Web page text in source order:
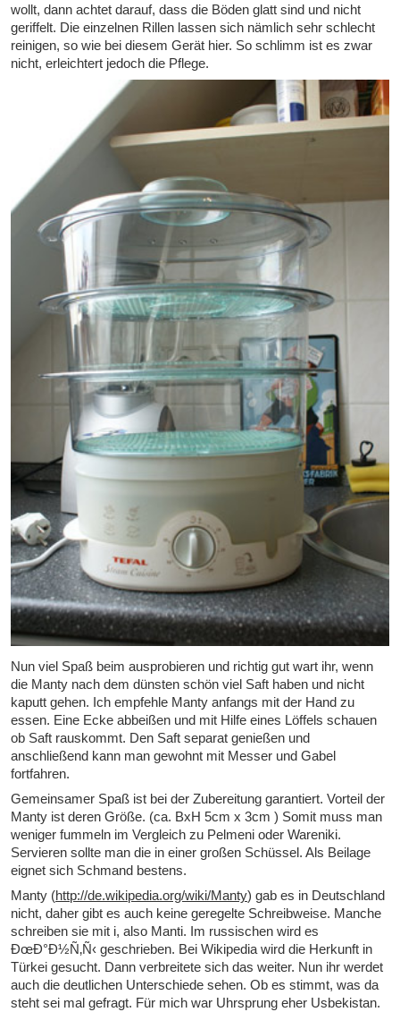
wollt, dann achtet darauf, dass die Böden glatt sind und nicht
geriffelt. Die einzelnen Rillen lassen sich nämlich sehr schlecht
reinigen, so wie bei diesem Gerät hier. So schlimm ist es zwar
nicht, erleichtert jedoch die Pflege.
Nun viel Spaß beim ausprobieren und richtig gut wart ihr, wenn
die Manty nach dem dünsten schön viel Saft haben und nicht
kaputt gehen. Ich empfehle Manty anfangs mit der Hand zu
essen. Eine Ecke abbeißen und mit Hilfe eines Löffels schauen
ob Saft rauskommt. Den Saft separat genießen und
anschließend kann man gewohnt mit Messer und Gabel
fortfahren.
Gemeinsamer Spaß ist bei der Zubereitung garantiert. Vorteil der
Manty ist deren Größe. (ca. BxH 5cm x 3cm ) Somit muss man
weniger fummeln im Vergleich zu Pelmeni oder Wareniki.
Servieren sollte man die in einer großen Schüssel. Als Beilage
eignet sich Schmand bestens.
Manty (http://de.wikipedia.org/wiki/Manty) gab es in Deutschland
nicht, daher gibt es auch keine geregelte Schreibweise. Manche
schreiben sie mit i, also Manti. Im russischen wird es
ÐœÐ°Ð½Ñ‚Ñ‹ geschrieben. Bei Wikipedia wird die Herkunft in
Türkei gesucht. Dann verbreitete sich das weiter. Nun ihr werdet
auch die deutlichen Unterschiede sehen. Ob es stimmt, was da
steht sei mal gefragt. Für mich war Uhrsprung eher Usbekistan.